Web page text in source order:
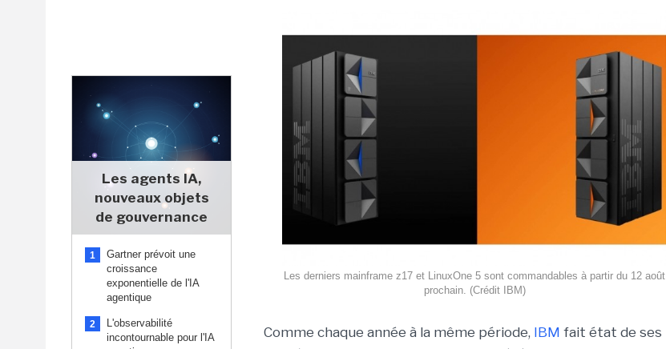
Les agents IA,
nouveaux objets
de gouvernance
1
Gartner prévoit une
croissance
exponentielle de l'IA
agentique
2
L'observabilité
incontournable pour l'IA
Les derniers mainframe z17 et LinuxOne 5 sont commandables à partir du 12 août
prochain. (Crédit IBM)
Comme chaque année à la même période, IBM fait état de ses